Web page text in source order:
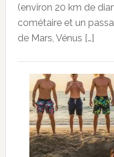
(environ 20 km de
cométaire et un
de Mars, Vénus […]